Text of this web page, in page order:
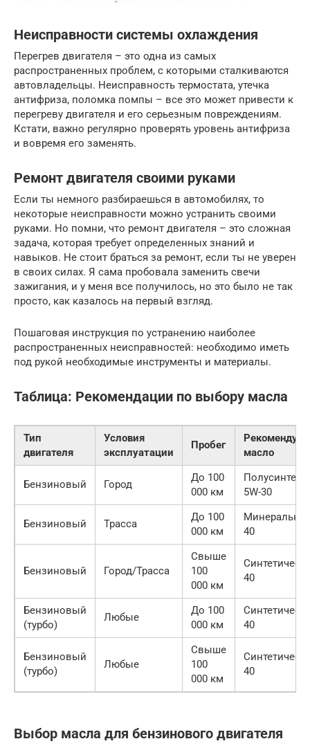
Неисправности системы охлаждения
Перегрев двигателя – это одна из самых
распространенных проблем, с которыми сталкиваются
автовладельцы. Неисправность термостата, утечка
антифриза, поломка помпы – все это может привести к
перегреву двигателя и его серьезным повреждениям.
Кстати, важно регулярно проверять уровень антифриза
и вовремя его заменять.
Ремонт двигателя своими руками
Если ты немного разбираешься в автомобилях, то
некоторые неисправности можно устранить своими
руками. Но помни, что ремонт двигателя – это сложная
задача, которая требует определенных знаний и
навыков. Не стоит браться за ремонт, если ты не уверен
в своих силах. Я сама пробовала заменить свечи
зажигания, и у меня все получилось, но это было не так
просто, как казалось на первый взгляд.
Пошаговая инструкция по устранению наиболее
распространенных неисправностей: необходимо иметь
под рукой необходимые инструменты и материалы.
Таблица: Рекомендации по выбору масла
Тип
двигателя
Условия
эксплуатации
Пробег
масло
Бензиновый Город
До 100
000 км
5W-30
Бензиновый Трасса
До 100
000 км
40
Бензиновый Город/Трасса
Свыше
100
000 км
40
Бензиновый
(турбо)
Любые
До 100
000 км
40
Бензиновый
(турбо)
Любые
Свыше
100
000 км
40
Выбор масла для бензинового двигателя